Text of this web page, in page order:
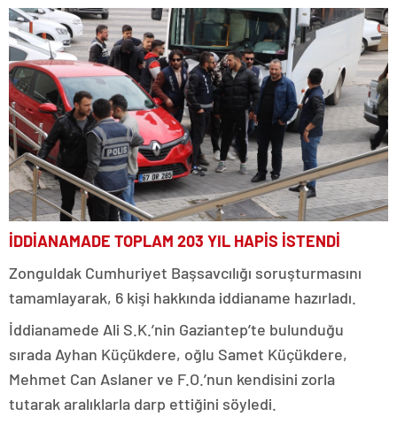
İDDİANAMADE TOPLAM 203 YIL HAPİS İSTENDİ
Zonguldak Cumhuriyet Başsavcılığı soruşturmasını
tamamlayarak, 6 kişi hakkında iddianame hazırladı.
İddianamede Ali S.K.’nin Gaziantep’te bulunduğu
sırada Ayhan Küçükdere, oğlu Samet Küçükdere,
Mehmet Can Aslaner ve F.O.’nun kendisini zorla
tutarak aralıklarla darp ettiğini söyledi.